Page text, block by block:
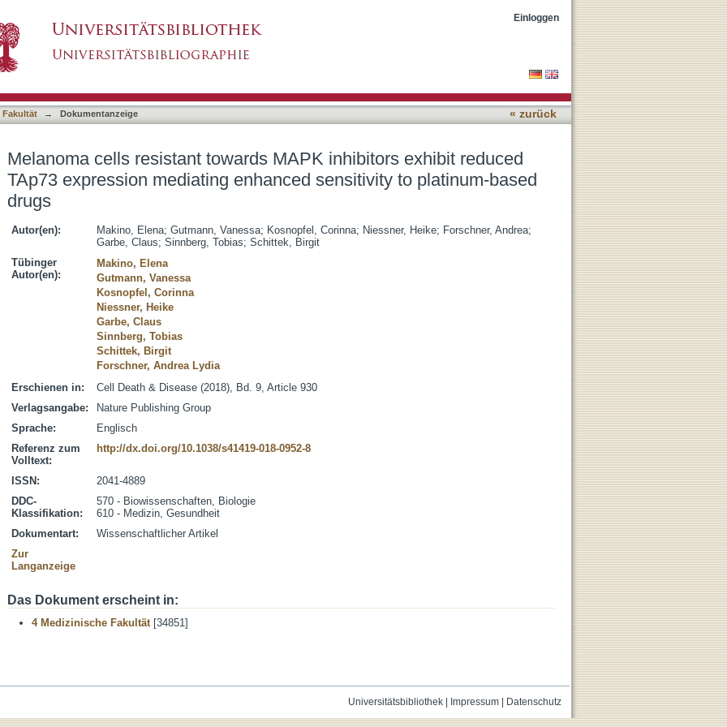
MAPK inhibitors exhibit reduced TAp73 expression mediating
based drugs
Einloggen
Fakultät → Dokumentanzeige « zurück
Melanoma cells resistant towards MAPK inhibitors exhibit reduced
TAp73 expression mediating enhanced sensitivity to platinum-based
drugs
Autor(en): Makino, Elena; Gutmann, Vanessa; Kosnopfel, Corinna; Niessner, Heike; Forschner, Andrea;
Garbe, Claus; Sinnberg, Tobias; Schittek, Birgit
Tübinger
Autor(en):
Makino, Elena
Gutmann, Vanessa
Kosnopfel, Corinna
Niessner, Heike
Garbe, Claus
Sinnberg, Tobias
Schittek, Birgit
Forschner, Andrea Lydia
Erschienen in:
Cell Death & Disease (2018), Bd. 9, Article 930
Verlagsangabe:
Nature Publishing Group
Sprache:
Englisch
Referenz zum
Volltext:
http://dx.doi.org/10.1038/s41419-018-0952-8
ISSN:
2041-4889
DDC-
Klassifikation:
570 - Biowissenschaften, Biologie
610 - Medizin, Gesundheit
Dokumentart:
Wissenschaftlicher Artikel
Zur
Langanzeige
Das Dokument erscheint in:
4 Medizinische Fakultät[34851]
Universitätsbibliothek| Impressum| Datenschutz